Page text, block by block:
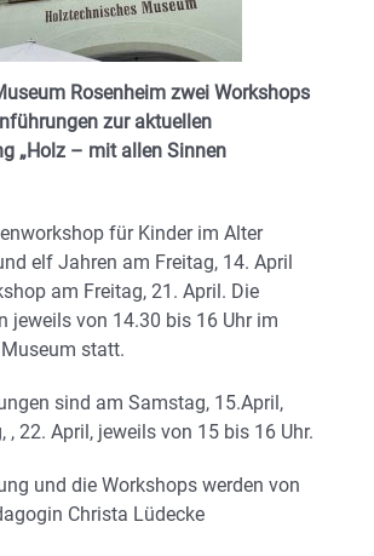
Rosenheim zwei Workshops
zur aktuellen
„Holz – mit allen Sinnen
für Kinder im Alter
elf Jahren am Freitag, 14. April
am Freitag, 21. April. Die
jeweils von 14.30 bis 16 Uhr im
statt.
sind am Samstag, 15.April,
, 22. April, jeweils von 15 bis 16 Uhr.
und die Workshops werden von
Christa Lüdecke